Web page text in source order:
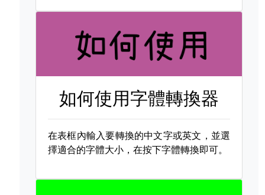
如何使用字體轉換器
在表框內輸入要轉換的中文字或英文，並選
擇適合的字體大小，在按下字體轉換即可。